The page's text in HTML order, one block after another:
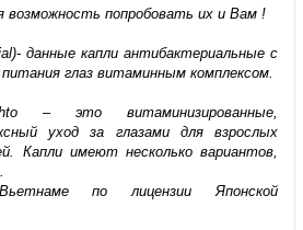
возможность попробовать их и Вам !
данные капли антибактериальные с
глаз витаминным комплексом.
– это витаминизированные,
уход за глазами для взрослых
Капли имеют несколько вариантов,
по лицензии Японской